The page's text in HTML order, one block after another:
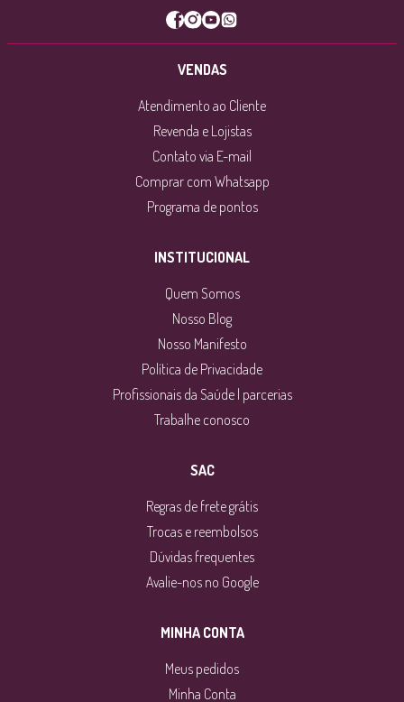
VENDAS
Atendimento ao Cliente
Revenda e Lojistas
Contato via E-mail
Comprar com Whatsapp
Programa de pontos
INSTITUCIONAL
Quem Somos
Nosso Blog
Nosso Manifesto
Política de Privacidade
Profissionais da Saúde | parcerias
Trabalhe conosco
SAC
Regras de frete grátis
Trocas e reembolsos
Dúvidas frequentes
Avalie-nos no Google
MINHA CONTA
Meus pedidos
Minha Conta